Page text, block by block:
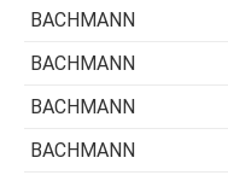
BACHMANN
BACHMANN
BACHMANN
BACHMANN